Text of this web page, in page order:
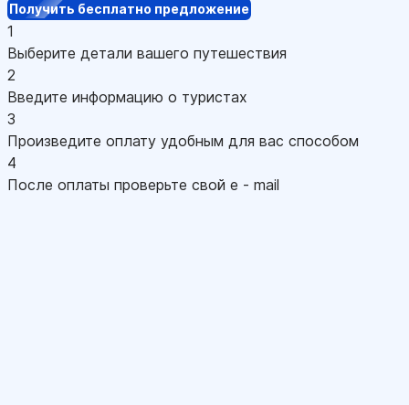
Получить бесплатно предложение
1
Выберите детали вашего путешествия
2
Введите информацию о туристах
3
Произведите оплату удобным для вас способом
4
После оплаты проверьте свой e - mail